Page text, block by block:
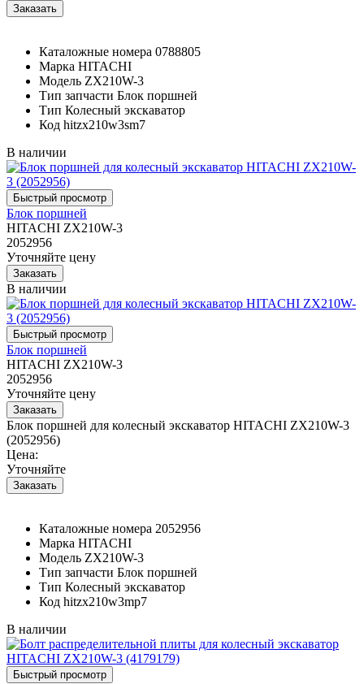
Каталожные номера 0788805
Марка HITACHI
Модель ZX210W-3
Тип запчасти Блок поршней
Тип Колесный экскаватор
Код hitzx210w3sm7
В наличии
Блок поршней
HITACHI ZX210W-3
2052956
Уточняйте цену
В наличии
Блок поршней
HITACHI ZX210W-3
2052956
Уточняйте цену
Блок поршней для колесный экскаватор HITACHI ZX210W-3
(2052956)
Цена:
Уточняйте
Каталожные номера 2052956
Марка HITACHI
Модель ZX210W-3
Тип запчасти Блок поршней
Тип Колесный экскаватор
Код hitzx210w3mp7
В наличии